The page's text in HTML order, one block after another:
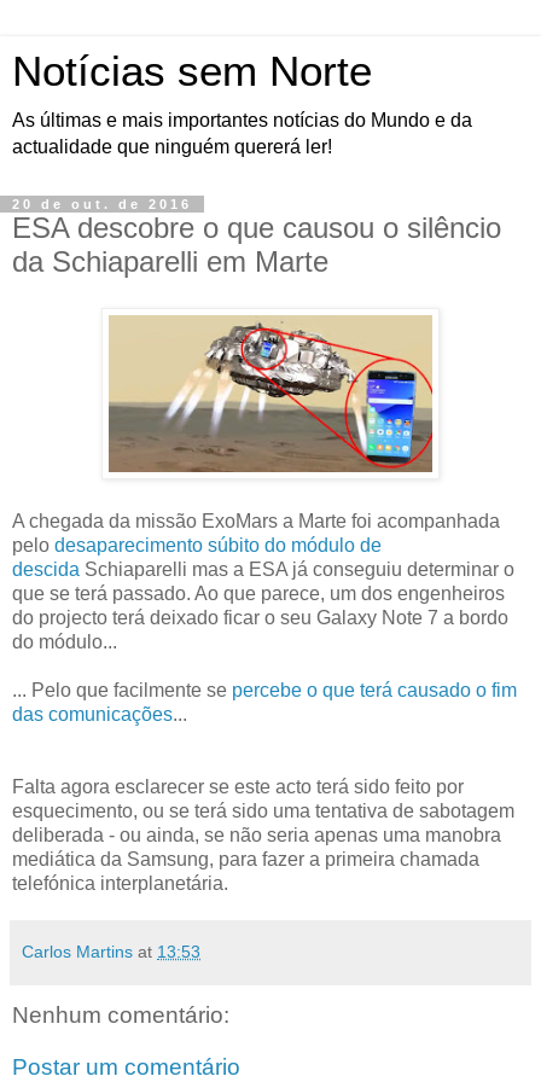
Notícias sem Norte
As últimas e mais importantes notícias do Mundo e da
actualidade que ninguém quererá ler!
20 de out. de 2016
ESA descobre o que causou o silêncio
da Schiaparelli em Marte
A chegada da missão ExoMars a Marte foi acompanhada
pelo desaparecimento súbito do módulo de
descida Schiaparelli mas a ESA já conseguiu determinar o
que se terá passado. Ao que parece, um dos engenheiros
do projecto terá deixado ficar o seu Galaxy Note 7 a bordo
do módulo...
... Pelo que facilmente se percebe o que terá causado o fim
das comunicações...
Falta agora esclarecer se este acto terá sido feito por
esquecimento, ou se terá sido uma tentativa de sabotagem
deliberada - ou ainda, se não seria apenas uma manobra
mediática da Samsung, para fazer a primeira chamada
telefónica interplanetária.
Carlos Martins at 13:53
Nenhum comentário:
Postar um comentário